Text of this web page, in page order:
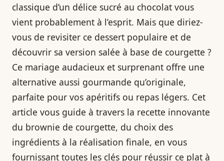
classique d’un délice sucré au chocolat vous
vient probablement à l’esprit. Mais que diriez-
vous de revisiter ce dessert populaire et de
découvrir sa version salée à base de courgette ?
Ce mariage audacieux et surprenant offre une
alternative aussi gourmande qu’originale,
parfaite pour vos apéritifs ou repas légers. Cet
article vous guide à travers la recette innovante
du brownie de courgette, du choix des
ingrédients à la réalisation finale, en vous
fournissant toutes les clés pour réussir ce plat à